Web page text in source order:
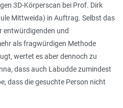
3D-Körperscan bei Prof. Dirk
Mittweida) in Auftrag. Selbst das
entwürdigenden und
als fragwürdigen Methode
wertet es aber dennoch zu
dass auch Labudde zumindest
dass die gesuchte Person nicht